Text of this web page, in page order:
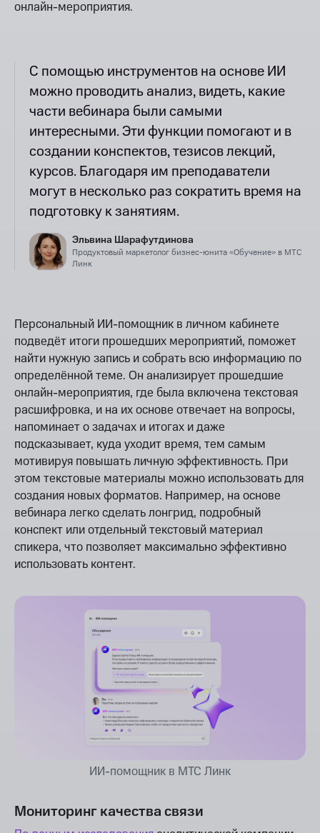
онлайн-мероприятия.
С помощью инструментов на основе ИИ
можно проводить анализ, видеть, какие
части вебинара были самыми
интересными. Эти функции помогают и в
создании конспектов, тезисов лекций,
курсов. Благодаря им преподаватели
могут в несколько раз сократить время на
подготовку к занятиям.
Эльвина Шарафутдинова
Продуктовый маркетолог бизнес-юнита «Обучение» в МТС
Линк
Персональный ИИ-помощник в личном кабинете
подведёт итоги прошедших мероприятий, поможет
найти нужную запись и собрать всю информацию по
определённой теме. Он анализирует прошедшие
онлайн-мероприятия, где была включена текстовая
расшифровка, и на их основе отвечает на вопросы,
напоминает о задачах и итогах и даже
подсказывает, куда уходит время, тем самым
мотивируя повышать личную эффективность. При
этом текстовые материалы можно использовать для
создания новых форматов. Например, на основе
вебинара легко сделать лонгрид, подробный
конспект или отдельный текстовый материал
спикера, что позволяет максимально эффективно
использовать контент.
ИИ-помощник в МТС Линк
Мониторинг качества связи